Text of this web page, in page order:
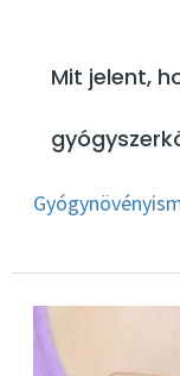
Mit jelent,